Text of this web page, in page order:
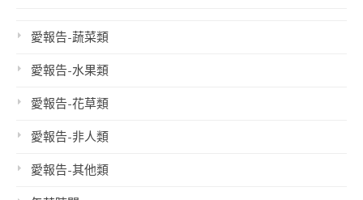
愛報告-蔬菜類
愛報告-水果類
愛報告-花草類
愛報告-非人類
愛報告-其他類